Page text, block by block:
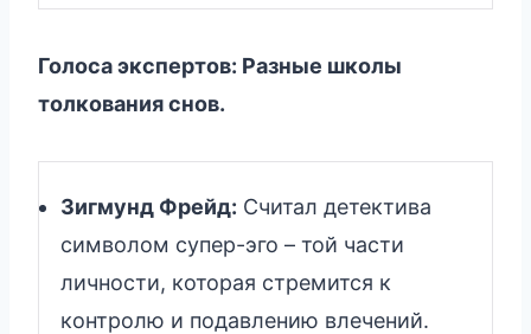
Голоса экспертов: Разные школы
толкования снов.
Зигмунд Фрейд: Считал детектива
символом супер-эго – той части
личности, которая стремится к
контролю и подавлению влечений.